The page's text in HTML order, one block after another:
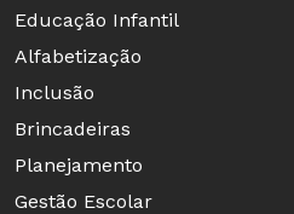
Educação Infantil
Alfabetização
Inclusão
Brincadeiras
Planejamento
Gestão Escolar